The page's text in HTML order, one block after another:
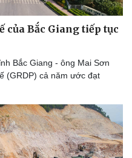
Bắc Giang tiếp tục
Bắc Giang - ông Mai Sơn
(GRDP) cả năm ước đạt